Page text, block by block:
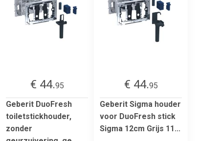
€ 44.95
Geberit DuoFresh
toiletstickhouder,
zonder
€ 44.95
Geberit Sigma houder
voor DuoFresh stick
Sigma 12cm Grijs 11...